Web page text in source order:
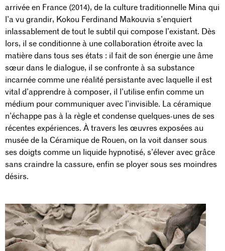
arrivée en France (2014), de la culture traditionnelle Mina qui
l’a vu grandir, Kokou Ferdinand Makouvia s’enquiert
inlassablement de tout le subtil qui compose l’existant. Dès
lors, il se conditionne à une collaboration étroite avec la
matière dans tous ses états : il fait de son énergie une âme
sœur dans le dialogue, il se confronte à sa substance
incarnée comme une réalité persistante avec laquelle il est
vital d’apprendre à composer, il l’utilise enfin comme un
médium pour communiquer avec l’invisible. La céramique
n’échappe pas à la règle et condense quelques-unes de ses
récentes expériences. À travers les œuvres exposées au
musée de la Céramique de Rouen, on la voit danser sous
ses doigts comme un liquide hypnotisé, s’élever avec grâce
sans craindre la cassure, enfin se ployer sous ses moindres
désirs.